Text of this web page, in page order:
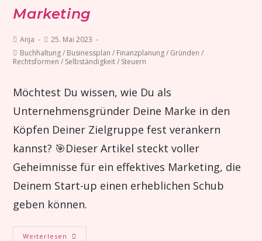
Marketing
Anja
25. Mai 2023
Buchhaltung / Businessplan / Finanzplanung / Gründen /
Rechtsformen / Selbständigkeit / Steuern
Möchtest Du wissen, wie Du als
Unternehmensgründer Deine Marke in den
Köpfen Deiner Zielgruppe fest verankern
kannst? 🎯Dieser Artikel steckt voller
Geheimnisse für ein effektives Marketing, die
Deinem Start-up einen erheblichen Schub
geben können.
Weiterlesen